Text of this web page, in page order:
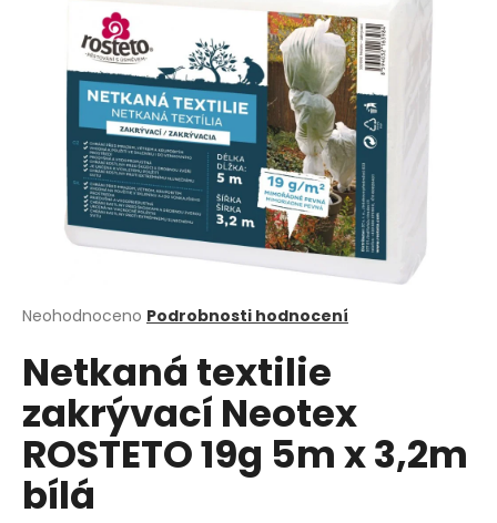
Průměrné
produktu
je
z
5
hvězdiček.
Neohodnoceno Podrobnosti hodnocení
Netkaná textilie
zakrývací Neotex
ROSTETO 19g 5m x 3,2m
bílá
?
HLEDAT